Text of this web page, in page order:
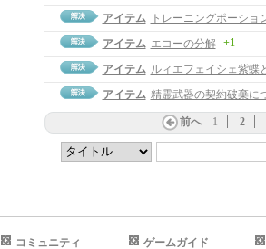
アイテム
トレーニングポーショ
アイテム エコーの分解 +1
アイテム ルィエフェイシェ紫蝶
アイテム 精霊武器の契約破棄に
前へ 1 2
コミュニティ ゲームガイド